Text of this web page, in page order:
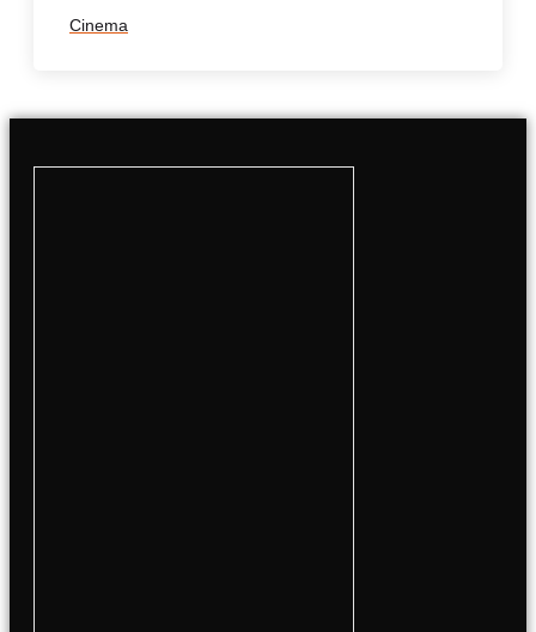
Cinema